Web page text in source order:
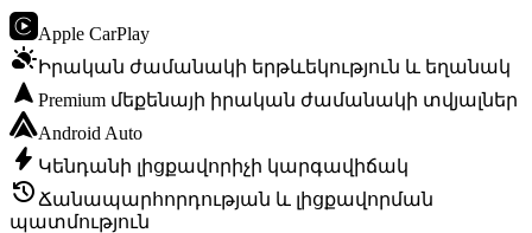
Apple CarPlay
Իրական ժամանակի երթևեկություն և եղանակ
 Premium մեքենայի իրական ժամանակի տվյալներ
Android Auto
 Կենդանի լիցքավորիչի կարգավիճակ
Ճանապարհորդության և լիցքավորման
պատմություն